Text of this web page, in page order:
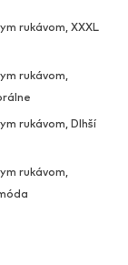
rukávom, XXXL
rukávom,
rukávom, Dlhší
rukávom,